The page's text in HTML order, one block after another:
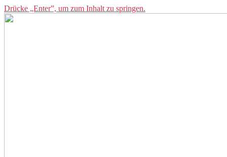
Drücke „Enter”, um zum Inhalt zu springen.